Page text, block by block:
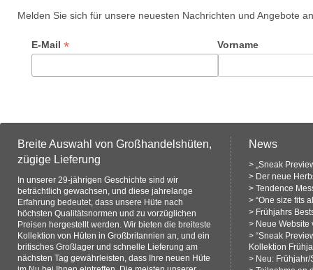
Melden Sie sich für unsere neuesten Nachrichten und Angebote an
E-Mail * Vorname
Breite Auswahl von Großhandelshüten,
zügige Lieferung
In unserer 29-jährigen Geschichte sind wir
beträchtlich gewachsen, und diese jahrelange
Erfahrung bedeutet, dass unsere Hüte nach
höchsten Qualitätsnormen und zu vorzüglichen
Preisen hergestellt werden. Wir bieten die breiteste
Kollektion von Hüten in Großbritannien an, und ein
britisches Großlager und schnelle Lieferung am
nächsten Tag gewährleisten, dass Ihre neuen Hüte
News
> „Sneak
> Der neue
> Tendence
> “One size fits
> Frühjahrs
> Neue Website
> “Sneak
Kollektion
> Neu: